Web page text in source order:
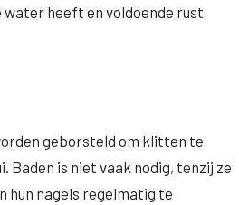
heeft en voldoende rust
geborsteld om klitten te
Baden is niet vaak nodig, tenzij ze
hun nagels regelmatig te